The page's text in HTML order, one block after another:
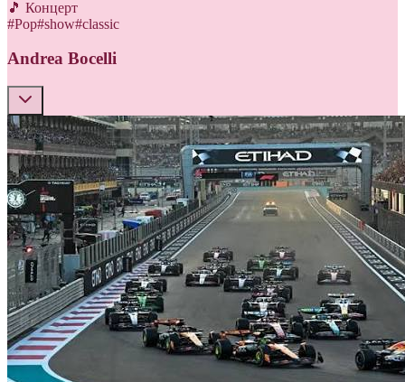
🎵 Концерт
#Pop#show#classic
Andrea Bocelli